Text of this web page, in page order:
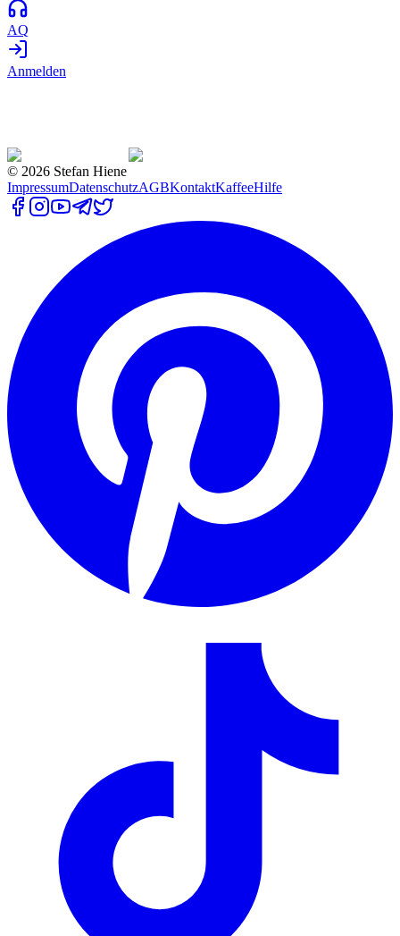
AQ
Anmelden
© 2026 Stefan Hiene
ImpressumDatenschutzAGBKontaktKaffeeHilfe